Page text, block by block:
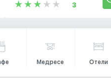
3
Медресе Отели